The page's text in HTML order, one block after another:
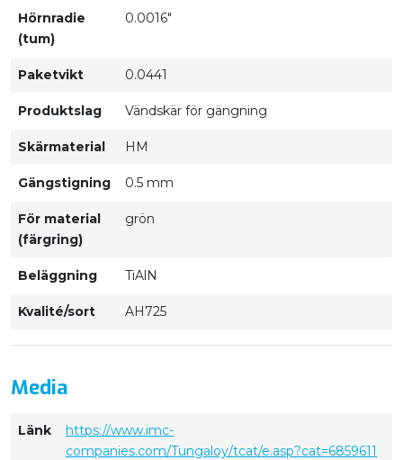
Hörnradie
(tum)
0.0016"
Paketvikt 0.0441
Produktslag Vändskär för gängning
Skärmaterial HM
Gängstigning 0.5 mm
För material
(färgring)
grön
Beläggning TiAlN
Kvalité/sort AH725
Media
Länk
https://www.imc-
companies.com/Tungaloy/tcat/e.asp?cat=6859611